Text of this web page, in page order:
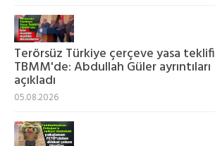
Terörsüz Türkiye çerçeve yasa teklifi
TBMM'de: Abdullah Güler ayrıntıları
açıkladı
05.08.2026